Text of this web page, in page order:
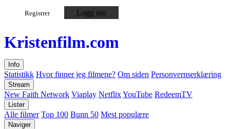
Registrer Logg inn
Kristenfilm.com
Info
Statistikk Hvor finner jeg filmene? Om siden Personvernserklæring
Stream
New Faith Network Viaplay NetflixYouTube RedeemTV
Lister
Alle filmer Top 100 Bunn 50 Mest populære
Naviger